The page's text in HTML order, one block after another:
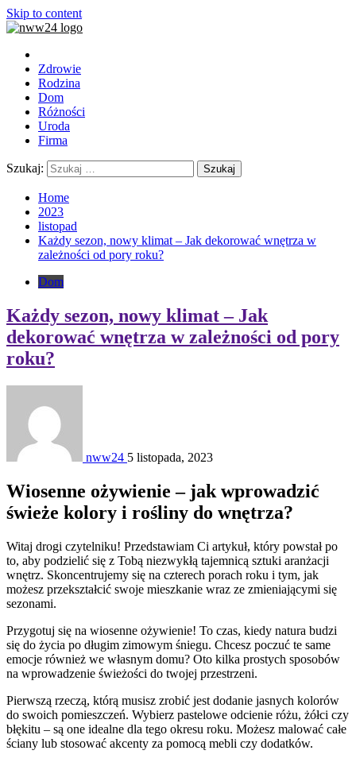
Skip to content
Zdrowie
Rodzina
Dom
Różności
Uroda
Firma
Szukaj:
Home
2023
listopad
Każdy sezon, nowy klimat – Jak dekorować wnętrza w
zależności od pory roku?
Dom
Każdy sezon, nowy klimat – Jak
dekorować wnętrza w zależności od pory
roku?
nww24 5 listopada, 2023
Wiosenne ożywienie – jak wprowadzić
świeże kolory i rośliny do wnętrza?
Witaj drogi czytelniku! Przedstawiam Ci artykuł, który powstał po
to, aby podzielić się z Tobą niezwykłą tajemnicą sztuki aranżacji
wnętrz. Skoncentrujemy się na czterech porach roku i tym, jak
możesz przekształcić swoje mieszkanie wraz ze zmieniającymi się
sezonami.
Przygotuj się na wiosenne ożywienie! To czas, kiedy natura budzi
się do życia po długim zimowym śniegu. Chcesz poczuć te same
emocje również we własnym domu? Oto kilka prostych sposobów
na wprowadzenie świeżości do twojej przestrzeni.
Pierwszą rzeczą, którą musisz zrobić jest dodanie jasnych kolorów
do swoich pomieszczeń. Wybierz pastelowe odcienie różu, żółci czy
błękitu – są one idealne dla tego okresu roku. Możesz malować całe
ściany lub stosować akcenty za pomocą mebli czy dodatków.